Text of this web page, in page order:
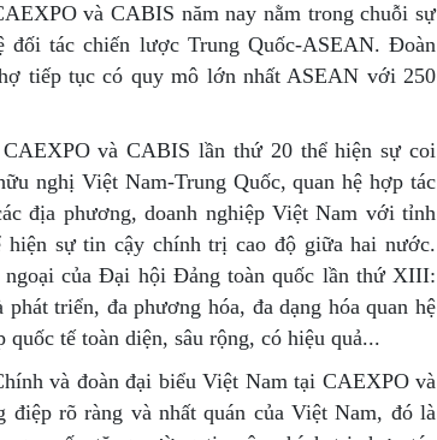
và CABIS năm nay nằm trong chuỗi sự
đối tác chiến lược Trung Quốc-ASEAN. Đoàn
tiếp tục có quy mô lớn nhất ASEAN với 250
và CABIS lần thứ 20 thể hiện sự coi
nghị Việt Nam-Trung Quốc, quan hệ hợp tác
địa phương, doanh nghiệp Việt Nam với tỉnh
hiện sự tin cậy chính trị cao độ giữa hai nước.
của Đại hội Đảng toàn quốc lần thứ XIII:
triển, đa phương hóa, đa dạng hóa quan hệ
tế toàn diện, sâu rộng, có hiệu quả...
và đoàn đại biểu Việt Nam tại CAEXPO và
rõ ràng và nhất quán của Việt Nam, đó là